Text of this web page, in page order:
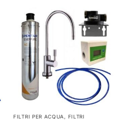
FILTRI PER ACQUA , FILTRI